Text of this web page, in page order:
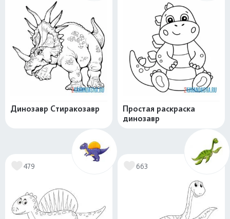
Динозавр Стиракозавр
Простая раскраска
динозавр
479 663